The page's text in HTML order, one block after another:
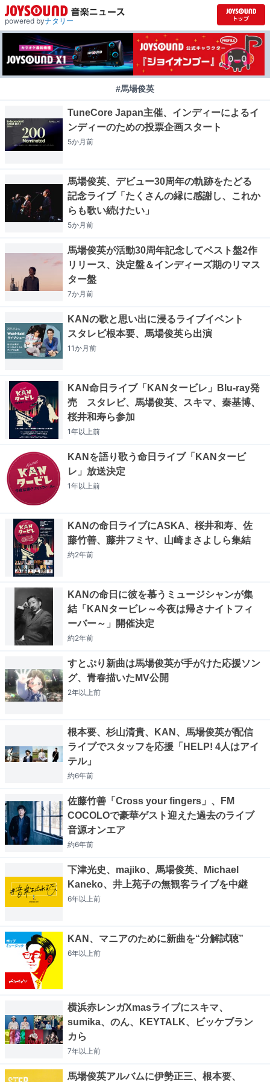
powered byナタリー
#馬場俊英
TuneCore Japan主催、インディーによるイ
ンディーのための投票企画スタート
5か月前
馬場俊英、デビュー30周年の軌跡をたどる
記念ライブ「たくさんの縁に感謝し、これか
らも歌い続けたい」
5か月前
馬場俊英が活動30周年記念してベスト盤2作
リリース、決定盤＆インディーズ期のリマス
ター盤
7か月前
KANの歌と思い出に浸るライブイベント
スタレビ根本要、馬場俊英ら出演
11か月前
KAN命日ライブ「KANタービレ」Blu-ray発
売 スタレビ、馬場俊英、スキマ、秦基博、
桜井和寿ら参加
1年以上前
KANを語り歌う命日ライブ「KANタービ
レ」放送決定
1年以上前
KANの命日ライブにASKA、桜井和寿、佐
藤竹善、藤井フミヤ、山崎まさよしら集結
約2年前
KANの命日に彼を慕うミュージシャンが集
結「KANタービレ～今夜は帰さナイトフィ
ーバー～」開催決定
約2年前
すとぷり新曲は馬場俊英が手がけた応援ソン
グ、青春描いたMV公開
2年以上前
根本要、杉山清貴、KAN、馬場俊英が配信
ライブでスタッフを応援「HELP! 4人はアイ
テル」
約6年前
佐藤竹善「Cross your fingers」、FM
COCOLOで豪華ゲスト迎えた過去のライブ
音源オンエア
約6年前
下津光史、majiko、馬場俊英、Michael
Kaneko、井上苑子の無観客ライブを中継
6年以上前
KAN、マニアのために新曲を“分解試聴”
6年以上前
横浜赤レンガXmasライブにスキマ、
sumika、のん、KEYTALK、ビッケブラン
カら
7年以上前
馬場俊英アルバムに伊勢正三、根本要、